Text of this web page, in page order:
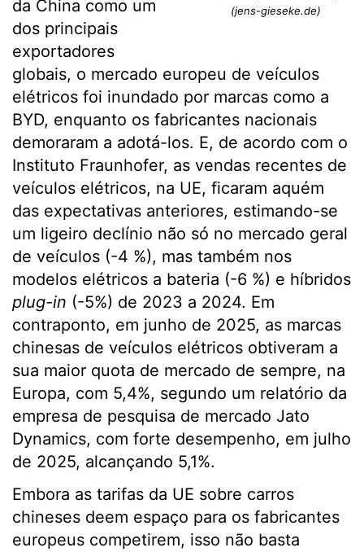
(jens-gieseke.de)
da China como um
dos principais
exportadores
globais, o mercado europeu de veículos
elétricos foi inundado por marcas como a
BYD, enquanto os fabricantes nacionais
demoraram a adotá-los. E, de acordo com o
Instituto Fraunhofer, as vendas recentes de
veículos elétricos, na UE, ficaram aquém
das expectativas anteriores, estimando-se
um ligeiro declínio não só no mercado geral
de veículos (-4 %), mas também nos
modelos elétricos a bateria (-6 %) e híbridos
plug-in (-5%) de 2023 a 2024. Em
contraponto, em junho de 2025, as marcas
chinesas de veículos elétricos obtiveram a
sua maior quota de mercado de sempre, na
Europa, com 5,4%, segundo um relatório da
empresa de pesquisa de mercado Jato
Dynamics, com forte desempenho, em julho
de 2025, alcançando 5,1%.
Embora as tarifas da UE sobre carros
chineses deem espaço para os fabricantes
europeus competirem, isso não basta